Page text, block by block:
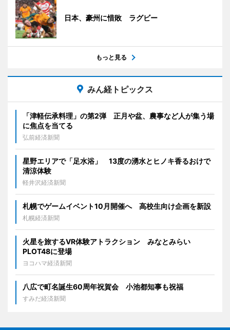
日本、豪州に惜敗 ラグビー
もっと見る
みん経トピックス
「津軽伝承料理」の第2弾 正月や盆、農事など人が集う場
に焦点を当てる
弘前経済新聞
星野エリアで「足水浴」 13度の湧水とヒノキ香るおけで
清涼体験
軽井沢経済新聞
札幌でゲームイベント10月開催へ 高校生向け企画を新設
札幌経済新聞
火星を旅するVR体験アトラクション みなとみらい
PLOT48に登場
ヨコハマ経済新聞
八広で町名誕生60周年祝賀会 小池都知事も祝福
すみだ経済新聞